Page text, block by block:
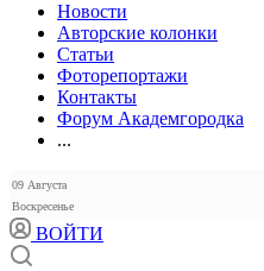
Новости
Авторские колонки
Статьи
Фоторепортажи
Контакты
Форум Академгородка
...
09 Августа
Воскресенье
ВОЙТИ